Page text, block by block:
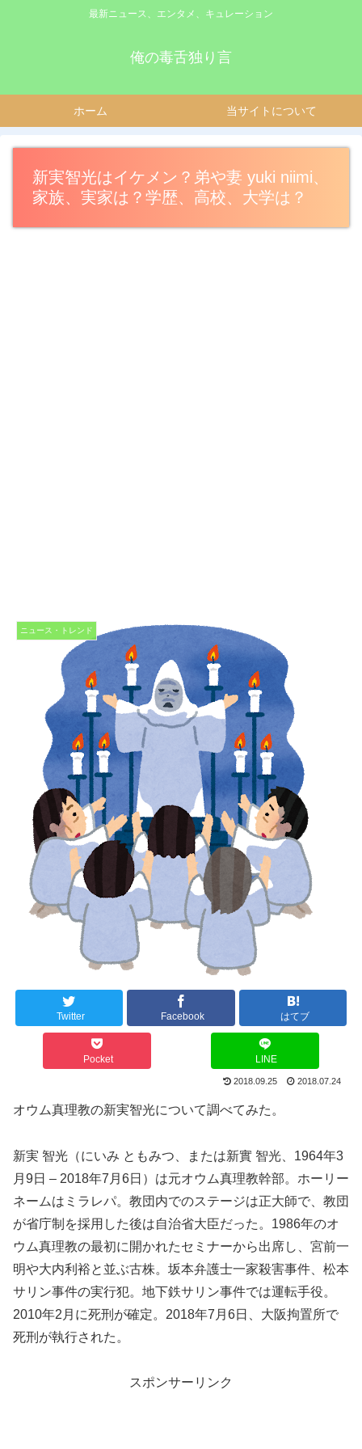
最新ニュース、エンタメ、キュレーション
俺の毒舌独り言
ホーム 当サイトについて
新実智光はイケメン？弟や妻 yuki niimi、
家族、実家は？学歴、高校、大学は？
ニュース・トレンド
Twitter Facebook はてブ
Pocket LINE
2018.09.25 2018.07.24
オウム真理教の新実智光について調べてみた。
新実 智光（にいみ ともみつ、または新實 智光、1964年3
月9日 – 2018年7月6日）は元オウム真理教幹部。ホーリー
ネームはミラレパ。教団内でのステージは正大師で、教団
が省庁制を採用した後は自治省大臣だった。1986年のオ
ウム真理教の最初に開かれたセミナーから出席し、宮前一
明や大内利裕と並ぶ古株。坂本弁護士一家殺害事件、松本
サリン事件の実行犯。地下鉄サリン事件では運転手役。
2010年2月に死刑が確定。2018年7月6日、大阪拘置所で
死刑が執行された。
スポンサーリンク